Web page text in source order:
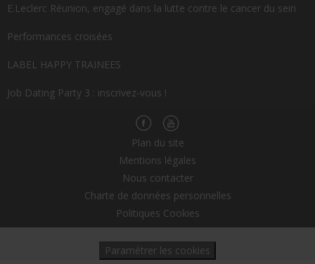
E.Leclerc Réunion, engagé dans la lutte contre le cancer du sein
Performances croisées
LABEL HAPPY TRAINEES
Job Dating Party 3 : inscrivez-vous !
Plan du site
Mentions légales
Nous contacter
Charte de données personnelles
Politiques Cookies
Paramétrer les cookies